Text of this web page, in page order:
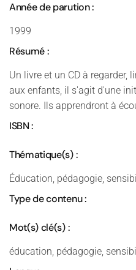
Année de parution :
1999
Résumé :
Un livre et un CD à regarder,
aux enfants, il s'agit d'une
sonore. Ils apprendront à
ISBN :
Thématique(s) :
Éducation, pédagogie,
Type de contenu :
Mot(s) clé(s) :
éducation, pédagogie,